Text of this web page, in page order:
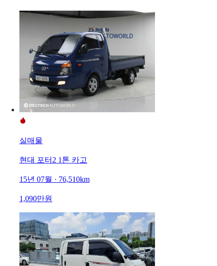
실매물
현대 포터2 1톤 카고
15년 07월 · 76,510km
1,090만원